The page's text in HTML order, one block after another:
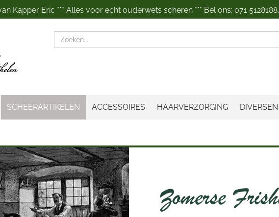
Kapper Eric *** Alles voor echt ouderwets scheren *** Bel ons: 071 5128188.
Zoeken
SCHEERARTIKELEN ACCESSOIRES HAARVERZORGING DIVERSEN